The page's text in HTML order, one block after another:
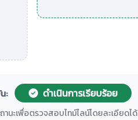
: ดำเนินการเรียบร้อย
นะเพื่อตรวจสอบไทม์ไลน์โดยละเอียดได้